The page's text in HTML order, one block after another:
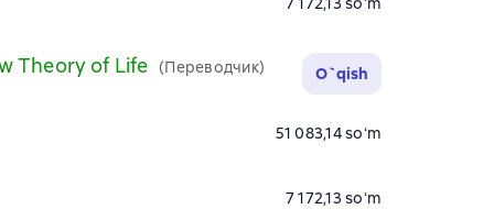
Theory of Life (Переводчик)
O`qish
51 083,14 soʻm
7 172,13 soʻm